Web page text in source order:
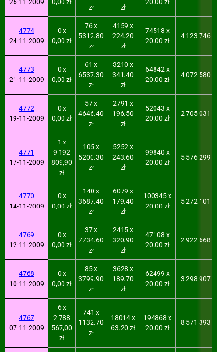
26-11-2009
0,00 zł
zł
zł
20.00 zł
4774
24-11-2009
0 x
0,00 zł
76 x
5312.80
zł
4159 x
224.20
zł
74518 x
20.00 zł
4 123 746
4773
21-11-2009
0 x
0,00 zł
61 x
6537.30
zł
3210 x
341.40
zł
64842 x
20.00 zł
4 072 580
4772
19-11-2009
0 x
0,00 zł
57 x
4646.40
zł
2791 x
196.50
zł
52043 x
20.00 zł
2 705 031
4771
17-11-2009
1 x
9 192
809,90
zł
105 x
5200.30
zł
5252 x
243.60
zł
99840 x
20.00 zł
5 576 299
4770
14-11-2009
0 x
0,00 zł
140 x
3687.40
zł
6079 x
179.40
zł
100345 x
20.00 zł
5 272 101
4769
12-11-2009
0 x
0,00 zł
37 x
7734.60
zł
2415 x
320.90
zł
47108 x
20.00 zł
2 922 668
4768
10-11-2009
0 x
0,00 zł
85 x
3799.90
zł
3628 x
189.70
zł
62499 x
20.00 zł
3 298 907
4767
07-11-2009
6 x
2 788
567,00
zł
741 x
1132.70
zł
18014 x
63.20 zł
194868 x
20.00 zł
8 571 393